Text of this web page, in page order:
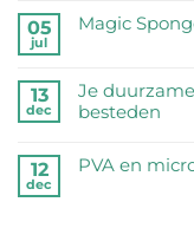
drinkflessen
zetten
de
op
een
reacties
half
miljoen
peuken
op
05
jul
Magic
op
Magic
=
Wonderlijk
13
dec
Je
besteden
reacties
12
dec
PVA en